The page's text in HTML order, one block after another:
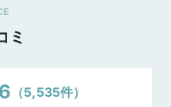
special_contents/couple
円分！
提示をお願いする場合があ
ミ
（5,535件）